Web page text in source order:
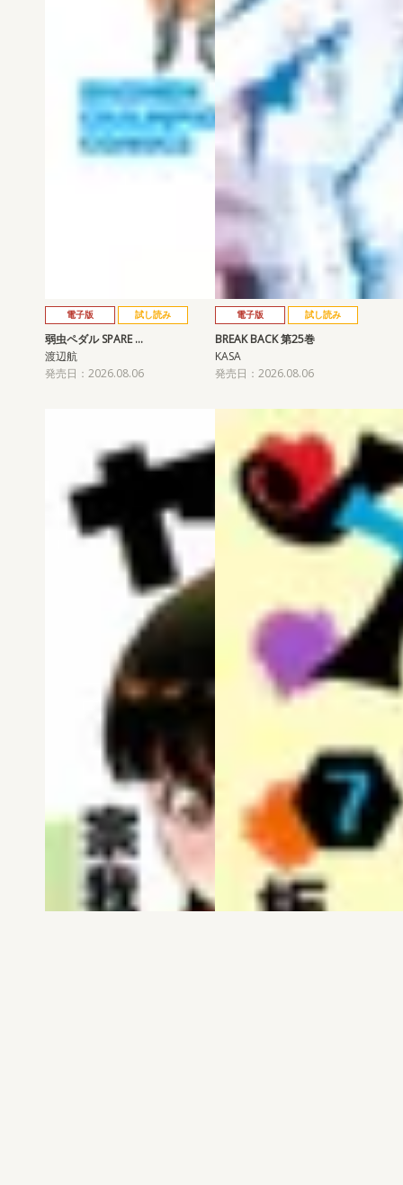
電子版 試し読み
弱虫ペダル SPARE …
渡辺航
発売日：2026.08.06
電子版 試し読み
BREAK BACK 第25巻
KASA
発売日：2026.08.06